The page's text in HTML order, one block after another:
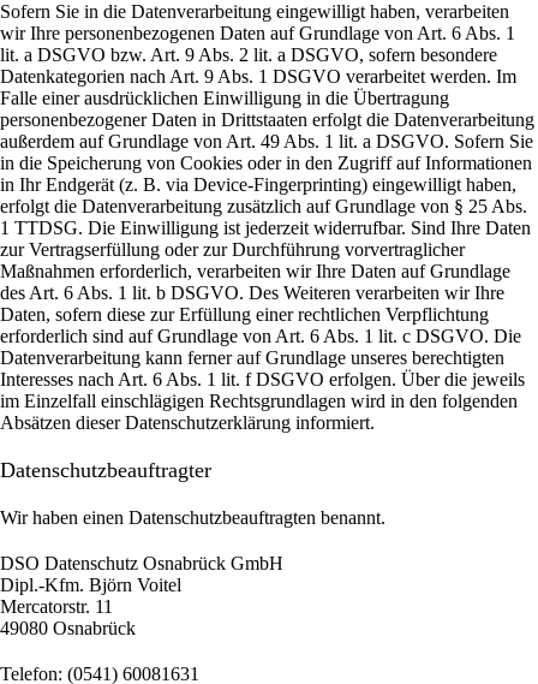
Sofern Sie in die Datenverarbeitung eingewilligt haben, verarbeiten
wir Ihre personenbezogenen Daten auf Grundlage von Art. 6 Abs. 1
lit. a DSGVO bzw. Art. 9 Abs. 2 lit. a DSGVO, sofern besondere
Datenkategorien nach Art. 9 Abs. 1 DSGVO verarbeitet werden. Im
Falle einer ausdrücklichen Einwilligung in die Übertragung
personenbezogener Daten in Drittstaaten erfolgt die Datenverarbeitung
außerdem auf Grundlage von Art. 49 Abs. 1 lit. a DSGVO. Sofern Sie
in die Speicherung von Cookies oder in den Zugriff auf Informationen
in Ihr Endgerät (z. B. via Device-Fingerprinting) eingewilligt haben,
erfolgt die Datenverarbeitung zusätzlich auf Grundlage von § 25 Abs.
1 TTDSG. Die Einwilligung ist jederzeit widerrufbar. Sind Ihre Daten
zur Vertragserfüllung oder zur Durchführung vorvertraglicher
Maßnahmen erforderlich, verarbeiten wir Ihre Daten auf Grundlage
des Art. 6 Abs. 1 lit. b DSGVO. Des Weiteren verarbeiten wir Ihre
Daten, sofern diese zur Erfüllung einer rechtlichen Verpflichtung
erforderlich sind auf Grundlage von Art. 6 Abs. 1 lit. c DSGVO. Die
Datenverarbeitung kann ferner auf Grundlage unseres berechtigten
Interesses nach Art. 6 Abs. 1 lit. f DSGVO erfolgen. Über die jeweils
im Einzelfall einschlägigen Rechtsgrundlagen wird in den folgenden
Absätzen dieser Datenschutzerklärung informiert.
Datenschutz­beauftragter
Wir haben einen Datenschutzbeauftragten benannt.
DSO Datenschutz Osnabrück GmbH
Dipl.-Kfm. Björn Voitel
Mercatorstr. 11
49080 Osnabrück
Telefon: (0541) 60081631